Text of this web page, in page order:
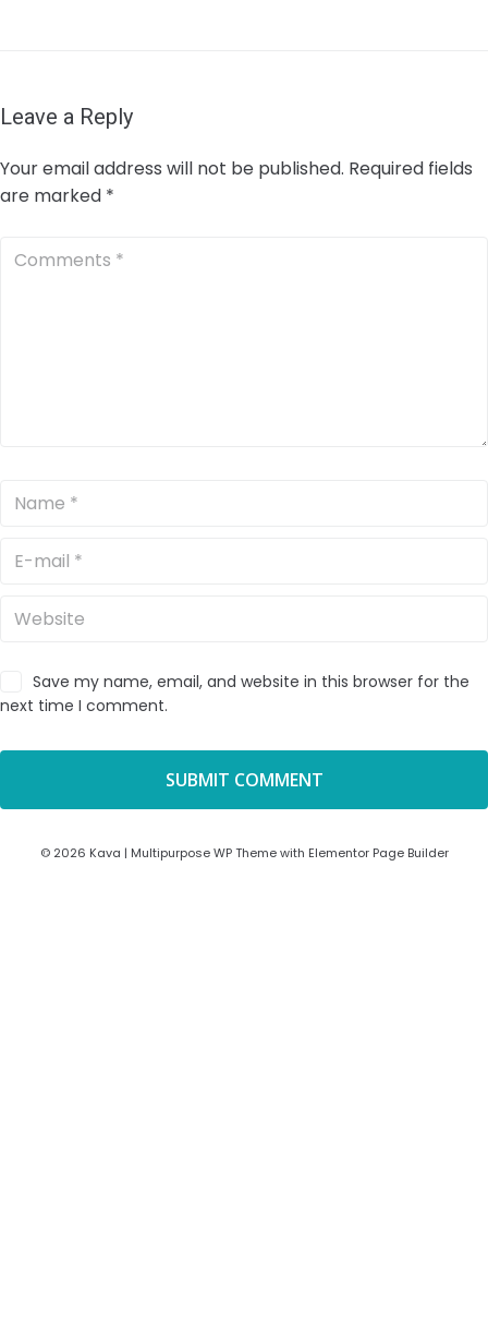
Leave a Reply
Your email address will not be published. Required fields
are marked *
Save my name, email, and website in this browser for the
next time I comment.
© 2026 Kava | Multipurpose WP Theme with Elementor Page Builder